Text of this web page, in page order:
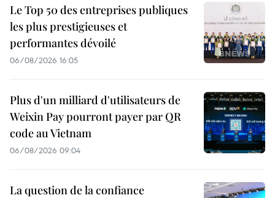
Le Top 50 des entreprises publiques
les plus prestigieuses et
performantes dévoilé
06/08/2026 16:05
Plus d'un milliard d'utilisateurs de
Weixin Pay pourront payer par QR
code au Vietnam
06/08/2026 09:04
La question de la confiance